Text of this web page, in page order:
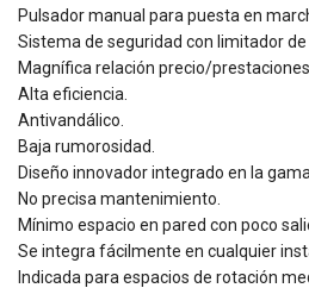
Pulsador manual para puesta en
Sistema de seguridad con limitador de
Magnífica relación precio/prestaciones.
Alta eficiencia.
Antivandálico.
Baja rumorosidad.
Diseño innovador integrado en la
No precisa mantenimiento.
Mínimo espacio en pared con poco
Se integra fácilmente en cualquier
Indicada para espacios de rotación